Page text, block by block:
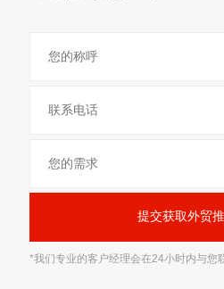
*我们专业的客户经理会在24小时内与您